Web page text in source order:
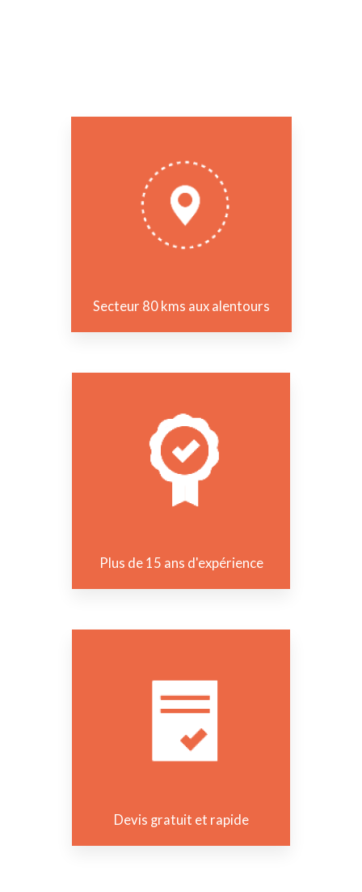
Secteur 80 kms aux alentours
Plus de 15 ans d'expérience
Devis gratuit et rapide